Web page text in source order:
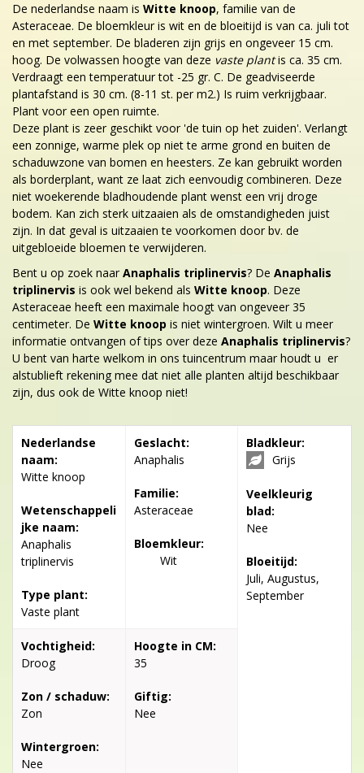
De nederlandse naam is Witte knoop, familie van de
Asteraceae. De bloemkleur is wit en de bloeitijd is van ca. juli tot
en met september. De bladeren zijn grijs en ongeveer 15 cm.
hoog. De volwassen hoogte van deze vaste plantis ca. 35 cm.
Verdraagt een temperatuur tot -25 gr. C. De geadviseerde
plantafstand is 30 cm. (8-11 st. per m2.) Is ruim verkrijgbaar.
Plant voor een open ruimte.
Deze plant is zeer geschikt voor 'de tuin op het zuiden'. Verlangt
een zonnige, warme plek op niet te arme grond en buiten de
schaduwzone van bomen en heesters. Ze kan gebruikt worden
als borderplant, want ze laat zich eenvoudig combineren. Deze
niet woekerende bladhoudende plant wenst een vrij droge
bodem. Kan zich sterk uitzaaien als de omstandigheden juist
zijn. In dat geval is uitzaaien te voorkomen door bv. de
uitgebloeide bloemen te verwijderen.
Bent u op zoek naar Anaphalis triplinervis? De Anaphalis
triplinervis is ook wel bekend als Witte knoop. Deze
Asteraceae heeft een maximale hoogt van ongeveer 35
centimeter. De Witte knoop is niet wintergroen. Wilt u meer
informatie ontvangen of tips over deze Anaphalis triplinervis?
U bent van harte welkom in ons tuincentrum maar houdt u er
alstublieft rekening mee dat niet alle planten altijd beschikbaar
zijn, dus ook de Witte knoop niet!
Nederlandse
naam:
Witte knoop
Wetenschappeli
jke naam:
Anaphalis
triplinervis
Type plant:
Vaste plant
Geslacht:
Anaphalis
Familie:
Asteraceae
Bloemkleur:
Wit
Bladkleur:
Grijs
Veelkleurig
blad:
Nee
Bloeitijd:
Juli, Augustus,
September
Vochtigheid:
Droog
Zon / schaduw:
Zon
Wintergroen:
Nee
Hoogte in CM:
35
Giftig:
Nee